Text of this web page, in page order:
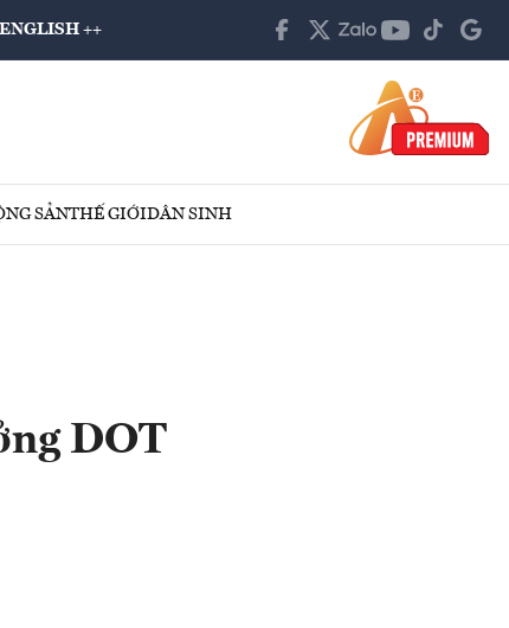
ENGLISH ++
SẢNTHẾ GIỚIDÂN SINH
DOT